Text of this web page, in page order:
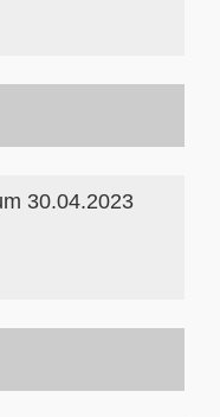
30.04.2023